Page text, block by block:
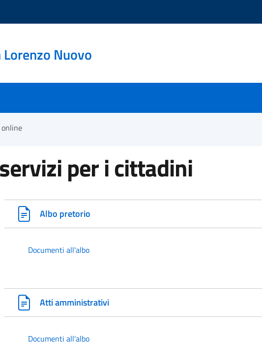
Lorenzo Nuovo
per i cittadini
Albo pretorio
Documenti all'albo
Atti amministrativi
Documenti all'albo